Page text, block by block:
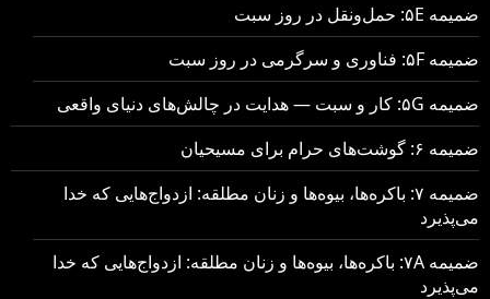
ضمیمه ۵E: حمل‌ونقل در روز سبت
ضمیمه ۵F: فناوری و سرگرمی در روز سبت
ضمیمه ۵G: کار و سبت — هدایت در چالش‌های دنیای واقعی
ضمیمه ۶: گوشت‌های حرام برای مسیحیان
ضمیمه ۷: باکره‌ها، بیوه‌ها و زنان مطلقه: ازدواج‌هایی که خدا
می‌پذیرد
ضمیمه ۷A: باکره‌ها، بیوه‌ها و زنان مطلقه: ازدواج‌هایی که خدا
می‌پذیرد